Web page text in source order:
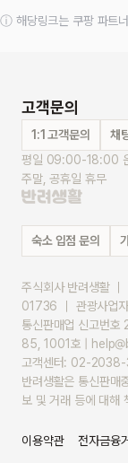
ⓘ 해당링크는 쿠팡 파트
고객문의
1:1 고객문의
채
평일 09:00-18:00
주말, 공휴일 휴무
숙소 입점 문의
주식회사 반려생활
01736 ｜ 관광사업
통신판매업 신고번
85, 1001호 |
고객센터: 02-2038-
반려생활은 통신판매
보 및 거래 등에 대해
이용약관 전자금융